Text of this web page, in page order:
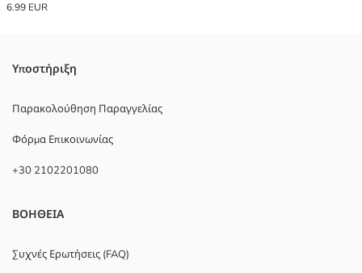
6.99 EUR
Υποστήριξη
Παρακολούθηση Παραγγελίας
Φόρμα Επικοινωνίας
+30 2102201080
ΒΟΗΘΕΙΑ
Συχνές Ερωτήσεις (FAQ)